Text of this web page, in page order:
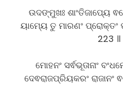
ଉଦଙ୍ମୁଖଃ ଶାଂତିଜାପ୍ୟେ
ୟାମ୍ୟେ ତୁ ମାରଣଂ ପ୍ରୋକ୍ତଂ
223 ॥
ମୋହନଂ ସର୍ଵଭୂତାନାଂ
ଦେଵରାଜପ୍ରିୟକରଂ ରାଜାନଂ